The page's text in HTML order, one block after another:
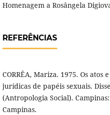
Homenagem a Rosângela
REFERÊNCIAS
CORRÊA, Mariza. 1975. Os atos
jurídicas de papéis sexuais.
(Antropologia Social).
Campinas.